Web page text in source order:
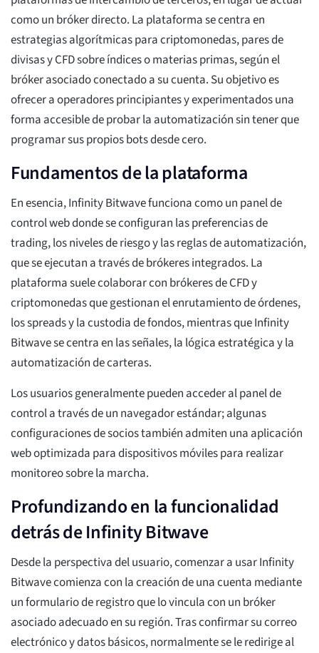
como un bróker directo. La plataforma se centra en
estrategias algorítmicas para criptomonedas, pares de
divisas y CFD sobre índices o materias primas, según el
bróker asociado conectado a su cuenta. Su objetivo es
ofrecer a operadores principiantes y experimentados una
forma accesible de probar la automatización sin tener que
programar sus propios bots desde cero.
Fundamentos de la plataforma
En esencia, Infinity Bitwave funciona como un panel de
control web donde se configuran las preferencias de
trading, los niveles de riesgo y las reglas de automatización,
que se ejecutan a través de brókeres integrados. La
plataforma suele colaborar con brókeres de CFD y
criptomonedas que gestionan el enrutamiento de órdenes,
los spreads y la custodia de fondos, mientras que Infinity
Bitwave se centra en las señales, la lógica estratégica y la
automatización de carteras.
Los usuarios generalmente pueden acceder al panel de
control a través de un navegador estándar; algunas
configuraciones de socios también admiten una aplicación
web optimizada para dispositivos móviles para realizar
monitoreo sobre la marcha.
Profundizando en la funcionalidad
detrás de Infinity Bitwave
Desde la perspectiva del usuario, comenzar a usar Infinity
Bitwave comienza con la creación de una cuenta mediante
un formulario de registro que lo vincula con un bróker
asociado adecuado en su región. Tras confirmar su correo
electrónico y datos básicos, normalmente se le redirige al